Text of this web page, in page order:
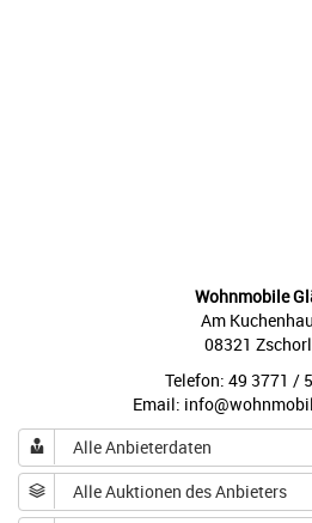
Wohnmobile
Am
08321
Telefon: 49 3771 /
Email:
Alle Anbieterdaten
Alle Auktionen des Anbieters